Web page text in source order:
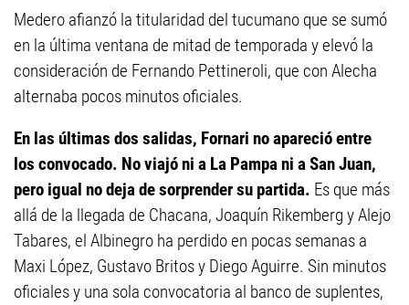
Medero afianzó la titularidad del tucumano que se sumó
en la última ventana de mitad de temporada y elevó la
consideración de Fernando Pettineroli, que con Alecha
alternaba pocos minutos oficiales.
En las últimas dos salidas, Fornari no apareció entre
los convocado. No viajó ni a La Pampa ni a San Juan,
pero igual no deja de sorprender su partida. Es que más
allá de la llegada de Chacana, Joaquín Rikemberg y Alejo
Tabares, el Albinegro ha perdido en pocas semanas a
Maxi López, Gustavo Britos y Diego Aguirre. Sin minutos
oficiales y una sola convocatoria al banco de suplentes,